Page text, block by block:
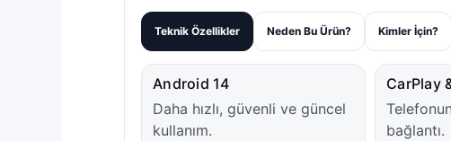
Teknik Özellikler Neden Bu Ürün? Kimler İçin?
Android 14
Daha hızlı, güvenli ve güncel
kullanım.
CarPlay
bağlantı.